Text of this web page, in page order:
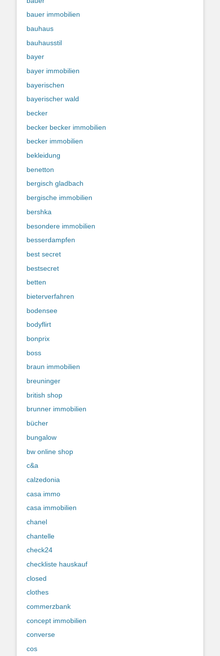
bauer immobilien
bauhaus
bauhausstil
bayer
bayer immobilien
bayerischen
bayerischer wald
becker
becker becker immobilien
becker immobilien
bekleidung
benetton
bergisch gladbach
bergische immobilien
bershka
besondere immobilien
besserdampfen
best secret
bestsecret
betten
bieterverfahren
bodensee
bodyflirt
bonprix
boss
braun immobilien
breuninger
british shop
brunner immobilien
bücher
bungalow
bw online shop
c&a
calzedonia
casa immo
casa immobilien
chanel
chantelle
check24
checkliste hauskauf
closed
clothes
commerzbank
concept immobilien
converse
cos